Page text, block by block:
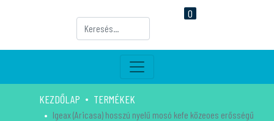
0
KEZDŐLAP TERMÉKEK
Igeax (Aricasa) hosszú nyelű mosó kefe közeoes erősségű